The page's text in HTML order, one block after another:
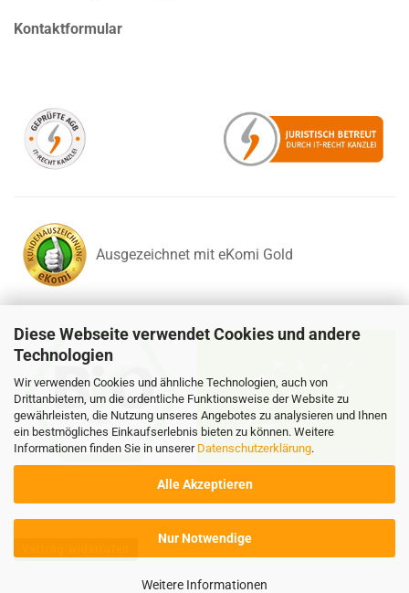
Diese Webseite verwendet Cookies und andere
Technologien
Wir verwenden Cookies und ähnliche Technologien, auch von
Drittanbietern, um die ordentliche Funktionsweise der Website zu
gewährleisten, die Nutzung unseres Angebotes zu analysieren und Ihnen
ein bestmögliches Einkaufserlebnis bieten zu können. Weitere
Informationen finden Sie in unserer Datenschutzerklärung.
Alle Akzeptieren
Nur Notwendige
Weitere Informationen
Kontaktformular
Ausgezeichnet mit eKomi Gold
DE-ÖKO-037